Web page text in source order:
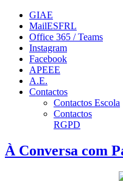
GIAE
MailESFRL
Office 365 / Teams
Instagram
Facebook
APEEE
A.E.
Contactos
Contactos Escola
Contactos
RGPD
À Conversa com